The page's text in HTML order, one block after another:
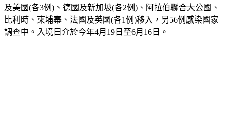
及美國(各3例)、德國及新加坡(各2例)、阿拉伯聯合大公國、
比利時、柬埔寨、法國及英國(各1例)移入，另56例感染國家
調查中。入境日介於今年4月19日至6月16日。